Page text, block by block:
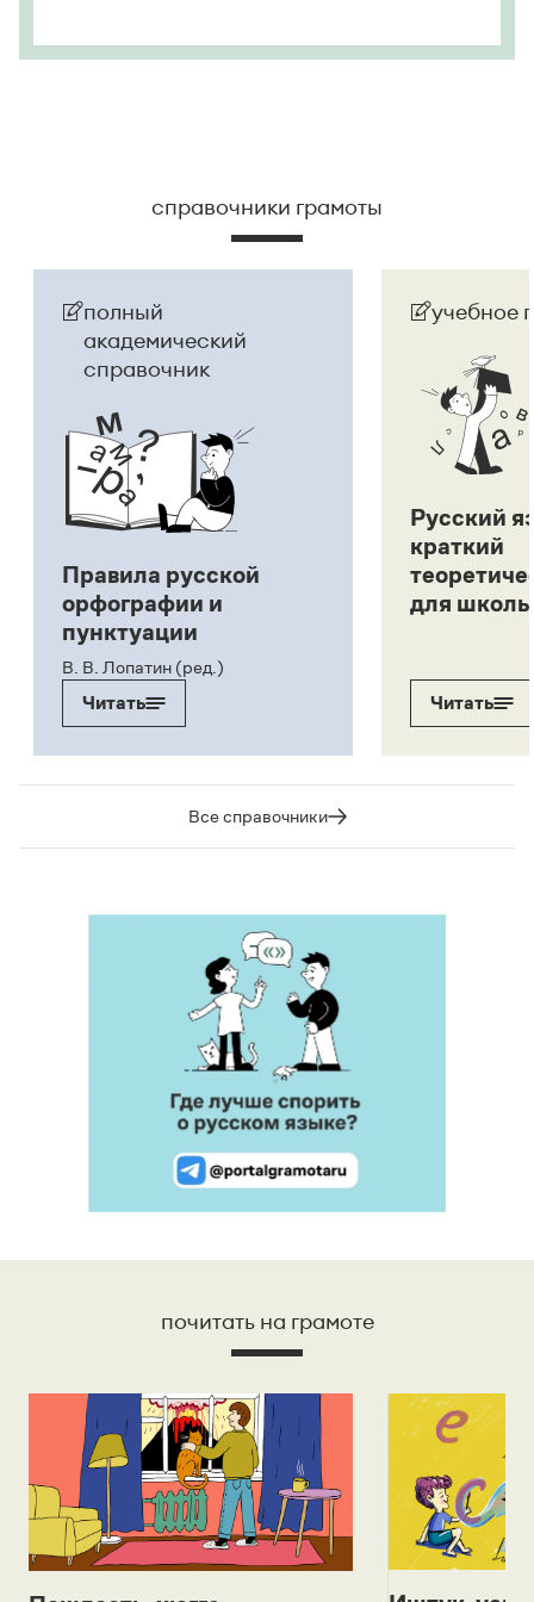
справочники грамоты
полный
академический
справочник
Правила русской
орфографии и
пунктуации
В. В. Лопатин (ред.)
Читать
учебное
Русский
краткий
для
Читать
Все справочники
почитать на грамоте